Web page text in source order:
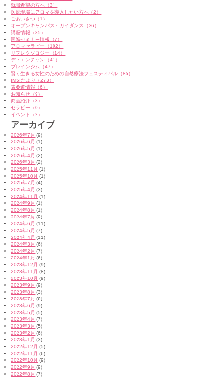
就職希望の方へ（3）
医療現場にアロマを導入したい方へ（2）
ごあいさつ（1）
オープンキャンパス・ガイダンス（36）
講座情報（85）
国際セミナー情報（7）
アロマセラピー（102）
リフレクソロジー（14）
ディエンチャン（41）
ブレインジム（47）
賢く生きる女性のための自然療法フェスティバル（85）
IMSIだより（273）
表参道情報（6）
お知らせ（9）
商品紹介（3）
セラピー（0）
イベント（2）
アーカイブ
2026年7月 (9)
2026年6月 (1)
2026年5月 (1)
2026年4月 (2)
2026年3月 (2)
2025年11月 (1)
2025年10月 (1)
2025年7月 (4)
2025年4月 (3)
2024年11月 (1)
2024年9月 (1)
2024年8月 (1)
2024年7月 (9)
2024年6月 (11)
2024年5月 (7)
2024年4月 (11)
2024年3月 (6)
2024年2月 (7)
2024年1月 (6)
2023年12月 (9)
2023年11月 (8)
2023年10月 (9)
2023年9月 (9)
2023年8月 (3)
2023年7月 (6)
2023年6月 (9)
2023年5月 (5)
2023年4月 (7)
2023年3月 (5)
2023年2月 (6)
2023年1月 (3)
2022年12月 (5)
2022年11月 (6)
2022年10月 (9)
2022年9月 (9)
2022年8月 (7)